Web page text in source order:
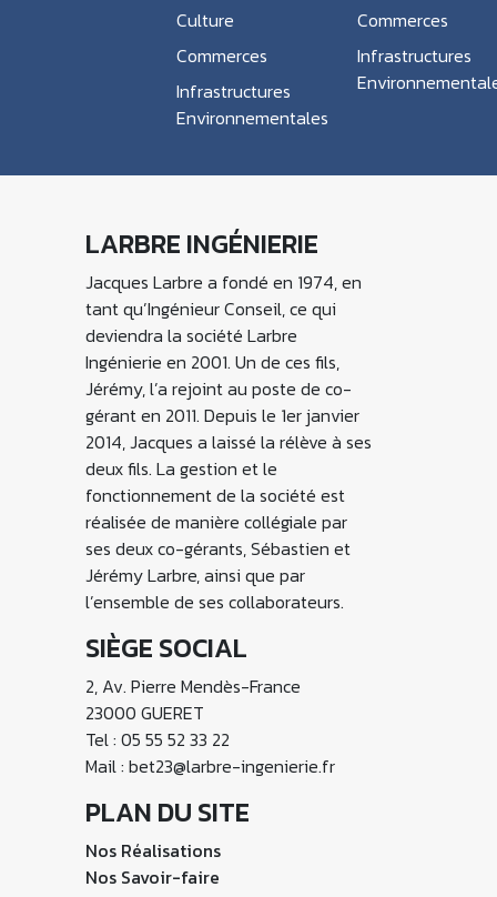
Culture
Commerces
Infrastructures
Environnementales
Commerces
Infrastructures
LARBRE INGÉNIERIE
Jacques Larbre a fondé en 1974, en
tant qu’Ingénieur Conseil, ce qui
deviendra la société Larbre
Ingénierie en 2001. Un de ces fils,
Jérémy, l’a rejoint au poste de co-
gérant en 2011. Depuis le 1er janvier
2014, Jacques a laissé la rélève à ses
deux fils. La gestion et le
fonctionnement de la société est
réalisée de manière collégiale par
ses deux co-gérants, Sébastien et
Jérémy Larbre, ainsi que par
l’ensemble de ses collaborateurs.
SIÈGE SOCIAL
2, Av. Pierre Mendès-France
23000 GUERET
Tel : 05 55 52 33 22
Mail : bet23@larbre-ingenierie.fr
PLAN DU SITE
Nos Réalisations
Nos Savoir-faire